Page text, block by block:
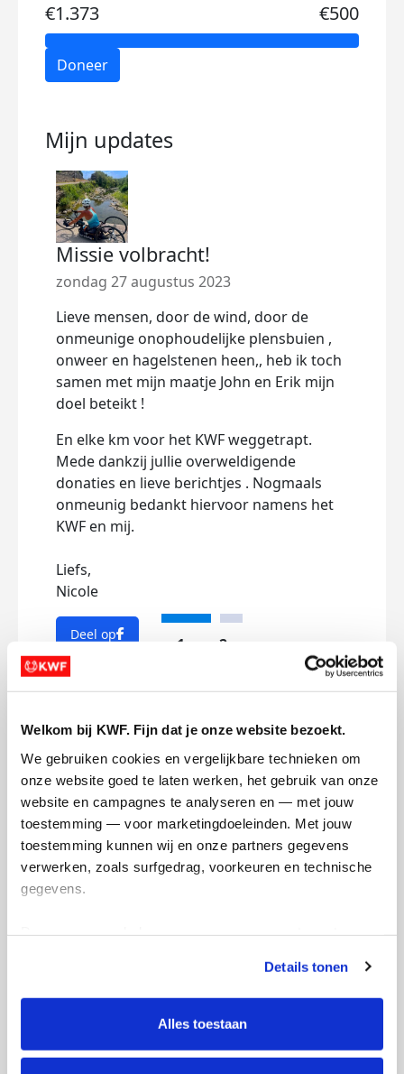
Welkom bij KWF. Fijn dat je onze website bezoekt.
We gebruiken cookies en vergelijkbare technieken om
onze website goed te laten werken, het gebruik van onze
website en campagnes te analyseren en — met jouw
toestemming — voor marketingdoeleinden. Met jouw
toestemming kunnen wij en onze partners gegevens
verwerken, zoals surfgedrag, voorkeuren en technische
gegevens.
tonen. Je kunt je toestemming op elk moment wijzigen of
intrekken via Cookie instellingen onderaan de pagina. De
lijst met cookies is te vinden in het tabblad “details”.
Details tonen
Alles toestaan
€1.373 €500
Doneer
Mijn updates
Missie volbracht!
zondag 27 augustus 2023
Lieve mensen, door de wind, door de
onmeunige onophoudelijke plensbuien ,
onweer en hagelstenen heen,, heb ik toch
samen met mijn maatje John en Erik mijn
doel beteikt !
En elke km voor het KWF weggetrapt.
Mede dankzij jullie overweldigende
donaties en lieve berichtjes . Nogmaals
onmeunig bedankt hiervoor namens het
KWF en mij.
Liefs,
Nicole
Deel op
1 van 2
549
kms
Mijn afstandsdoel
Nicole's badges